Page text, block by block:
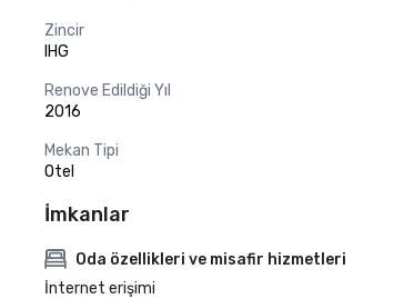
Zincir
IHG
Renove Edildiği Yıl
2016
Mekan Tipi
Otel
İmkanlar
Oda özellikleri ve misafir hizmetleri
İnternet erişimi